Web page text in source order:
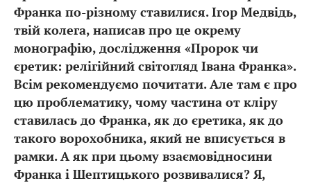
Франка по-різному ставилися. Ігор Медвідь,
твій колега, написав про це окрему
монографію, дослідження «Пророк чи
єретик: релігійний світогляд Івана Франка».
Всім рекомендуємо почитати. Але там є про
цю проблематику, чому частина от кліру
ставилась до Франка, як до єретика, як до
такого ворохобника, який не вписується в
рамки. А як при цьому взаємовідносини
Франка і Шептицького розвивалися? Я,